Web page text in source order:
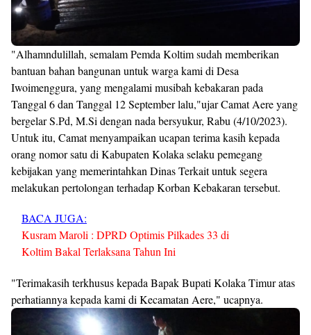
"Alhamndulillah, semalam Pemda Koltim sudah memberikan
bantuan bahan bangunan untuk warga kami di Desa
Iwoimenggura, yang mengalami musibah kebakaran pada
Tanggal 6 dan Tanggal 12 September lalu,"ujar Camat Aere yang
bergelar S.Pd, M.Si dengan nada bersyukur, Rabu (4/10/2023).
Untuk itu, Camat menyampaikan ucapan terima kasih kepada
orang nomor satu di Kabupaten Kolaka selaku pemegang
kebijakan yang memerintahkan Dinas Terkait untuk segera
melakukan pertolongan terhadap Korban Kebakaran tersebut.
BACA JUGA:
Kusram Maroli : DPRD Optimis Pilkades 33 di
Koltim Bakal Terlaksana Tahun Ini
"Terimakasih terkhusus kepada Bapak Bupati Kolaka Timur atas
perhatiannya kepada kami di Kecamatan Aere," ucapnya.